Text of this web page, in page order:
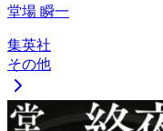
堂場 瞬一
集英社
その他